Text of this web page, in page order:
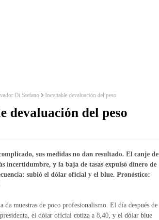
Di Stefano Inevitable devaluación del peso
devaluación del peso
sus medidas no dan resultado. El canje de
incertidumbre, y la baja de tasas expulsó dinero de
subió el dólar oficial y el blue. Pronóstico:
da muestras de poco profesionalismo. El día después de
el dólar oficial cotiza a 8,40, y el dólar blue